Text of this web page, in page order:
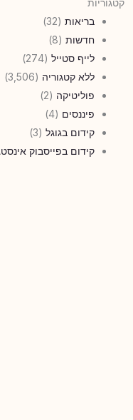
קטגוריות
בריאות (32)
חדשות (8)
לייף סטייל (274)
ללא קטגוריה (3,506)
פוליטיקה (2)
פיננסים (4)
קידום בגוגל (3)
קידום בפייסבוק